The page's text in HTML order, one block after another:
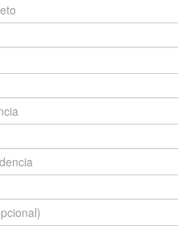
Mini, Beagle, Maltes,
Francés, Bulldog Ingles,
Labrador Retriever,
Boston Terrier, Pit Bull,